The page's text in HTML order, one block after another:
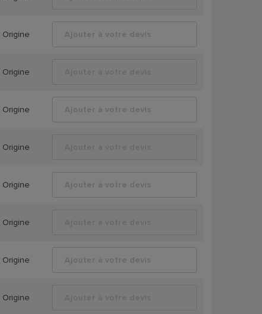
Origine Ajouter à votre devis
Origine
Origine Ajouter à votre devis
Origine
Origine Ajouter à votre devis
Origine
Origine Ajouter à votre devis
Origine